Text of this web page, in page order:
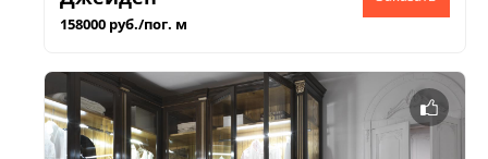
158000 руб./пог. м